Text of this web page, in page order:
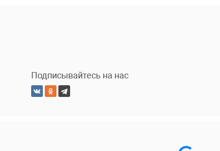
Подписывайтесь на нас